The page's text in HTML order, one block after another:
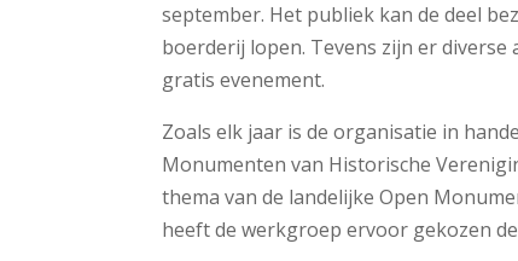
september. Het publiek kan de deel
boerderij lopen. Tevens zijn er
gratis evenement.
Zoals elk jaar is de organisatie in
Monumenten van Historische
thema van de landelijke Open
heeft de werkgroep ervoor gekozen